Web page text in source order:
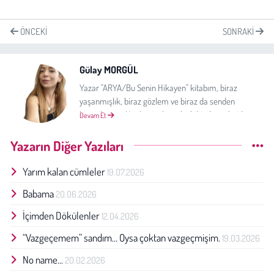
ÖNCEKI SONRAKI
Gülay MORGÜL
Yazar "ARYA/Bu Senin Hikayen" kitabım, biraz
yaşanmışlık, biraz gözlem ve biraz da senden
birşeyler var. Ne dersin, bu yolculukta bana katılır
Devam Et
Yazarın Diğer Yazıları
Yarım kalan cümleler19.07.2026
Babama20.06.2026
İçimden Dökülenler12.04.2026
“Vazgeçemem” sandım… Oysa çoktan vazgeçmişim. 19.03.2026
No name... 20.02.2026